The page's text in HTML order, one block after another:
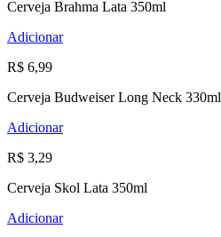
Cerveja Brahma Lata 350ml
Adicionar
R$ 6,99
Cerveja Budweiser Long Neck 330ml
Adicionar
R$ 3,29
Cerveja Skol Lata 350ml
Adicionar